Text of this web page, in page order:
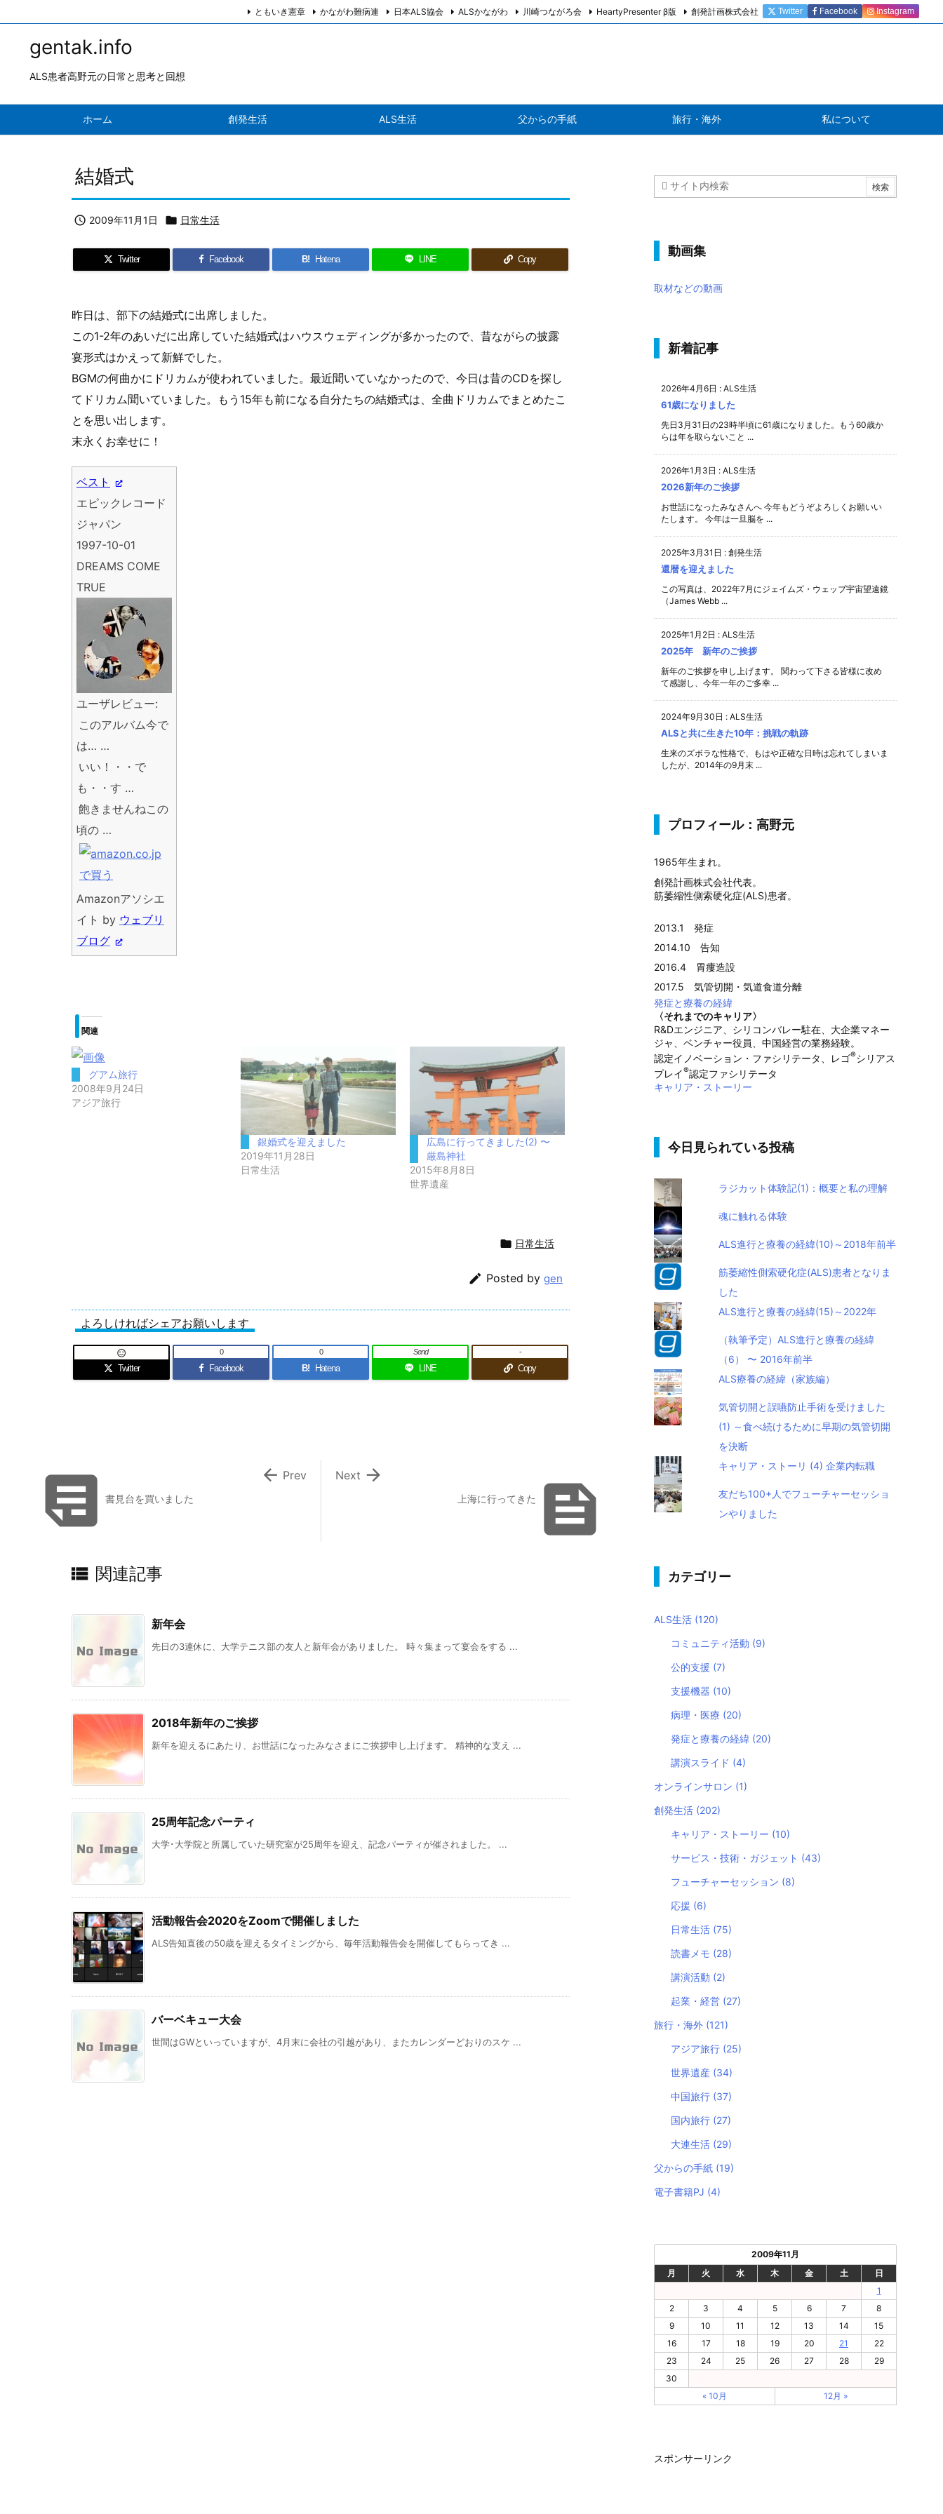
gentak.info
ALS患者高野元の日常と思考と回想
ホーム 創発生活 ALS生活 父からの手紙 旅行・海外 私について
ともいき憲章 かながわ難病連 日本ALS協会 ALSかながわ 川崎つながろ会 HeartyPresenter β版 創発計画株式会社 Twitter Facebook Instagram
結婚式
 2009年11月1日  日常生活
Twitter Facebook B! Hatena LINE Copy
昨日は、部下の結婚式に出席しました。
この1-2年のあいだに出席していた結婚式はハウスウェディングが多かったので、昔ながらの披露
宴形式はかえって新鮮でした。
BGMの何曲かにドリカムが使われていました。最近聞いていなかったので、今日は昔のCDを探し
てドリカム聞いていました。もう15年も前になる自分たちの結婚式は、全曲ドリカムでまとめたこ
とを思い出します。
末永くお幸せに！
ベスト
エピックレコード
ジャパン
1997-10-01
DREAMS COME
TRUE
ユーザレビュー:
このアルバム今で
は… …
いい！・・で
も・・す …
飽きませんねこの
頃の …
Amazonアソシエ
イト by ウェブリ
ブログ
関連
グアム旅行
2008年9月24日
アジア旅行
銀婚式を迎えました
2019年11月28日
日常生活
広島に行ってきました(2) 〜
厳島神社
2015年8月8日
世界遺産
 日常生活
 Posted by gen
よろしければシェアお願いします
Twitter

Facebook
0
B! Hatena
0
LINE
Send
Copy
-

上海に行ってきた

Next
書見台を買いました
 Prev
 関連記事
新年会
先日の3連休に、大学テニス部の友人と新年会がありました。 時々集まって宴会をする ...
2018年新年のご挨拶
新年を迎えるにあたり、お世話になったみなさまにご挨拶申し上げます。 精神的な支え ...
25周年記念パーティ
大学･大学院と所属していた研究室が25周年を迎え、記念パーティが催されました。 ...
活動報告会2020をZoomで開催しました
ALS告知直後の50歳を迎えるタイミングから、毎年活動報告会を開催してもらってき ...
バーベキュー大会
世間はGWといっていますが、4月末に会社の引越があり、またカレンダーどおりのスケ ...
動画集
取材などの動画
新着記事
2026年4月6日 : ALS生活
61歳になりました
先日3月31日の23時半頃に61歳になりました。もう60歳か
らは年を取らないこと ...
2026年1月3日 : ALS生活
2026新年のご挨拶
お世話になったみなさんへ 今年もどうぞよろしくお願いい
たします。 今年は一旦脳を ...
2025年3月31日 : 創発生活
還暦を迎えました
この写真は、2022年7月にジェイムズ・ウェッブ宇宙望遠鏡
（James Webb ...
2025年1月2日 : ALS生活
2025年 新年のご挨拶
新年のご挨拶を申し上げます。 関わって下さる皆様に改め
て感謝し、今年一年のご多幸 ...
2024年9月30日 : ALS生活
ALSと共に生きた10年：挑戦の軌跡
生来のズボラな性格で、もはや正確な日時は忘れてしまいま
したが、2014年の9月末 ...
プロフィール：高野元
1965年生まれ。
創発計画株式会社代表。
筋萎縮性側索硬化症(ALS)患者。
2013.1 発症
2014.10 告知
2016.4 胃瘻造設
2017.5 気管切開・気道食道分離
発症と療養の経緯
〈それまでのキャリア〉
R&Dエンジニア、シリコンバレー駐在、大企業マネー
ジャ、ベンチャー役員、中国経営の業務経験。
認定イノベーション・ファシリテータ、レゴ®シリアス
プレイ®認定ファシリテータ
キャリア・ストーリー
今日見られている投稿
ラジカット体験記(1)：概要と私の理解
魂に触れる体験
ALS進行と療養の経緯(10)～2018年前半
筋萎縮性側索硬化症(ALS)患者となりま
した
ALS進行と療養の経緯(15)～2022年
（執筆予定）ALS進行と療養の経緯
（6） 〜 2016年前半
ALS療養の経緯（家族編）
気管切開と誤嚥防止手術を受けました
(1) ～食べ続けるために早期の気管切開
を決断
キャリア・ストーリ (4) 企業内転職
友だち100+人でフューチャーセッショ
ンやりました
カテゴリー
ALS生活 (120)
コミュニティ活動 (9)
公的支援 (7)
支援機器 (10)
病理・医療 (20)
発症と療養の経緯 (20)
講演スライド (4)
オンラインサロン (1)
創発生活 (202)
キャリア・ストーリー (10)
サービス・技術・ガジェット (43)
フューチャーセッション (8)
応援 (6)
日常生活 (75)
読書メモ (28)
講演活動 (2)
起業・経営 (27)
旅行・海外 (121)
アジア旅行 (25)
世界遺産 (34)
中国旅行 (37)
国内旅行 (27)
大連生活 (29)
父からの手紙 (19)
電子書籍PJ (4)
2009年11月
月
火 水 木 金 土
日
1
2
3 4 5 6 7
8
9
10 11 12 13 14
15
16
17 18 19 20 21
22
23
24 25 26 27 28
29
30
« 10月
12月 »
スポンサーリンク